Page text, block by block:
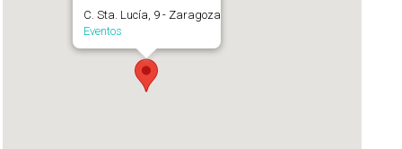
C. Sta. Lucía, 9 - Zaragoza
Eventos